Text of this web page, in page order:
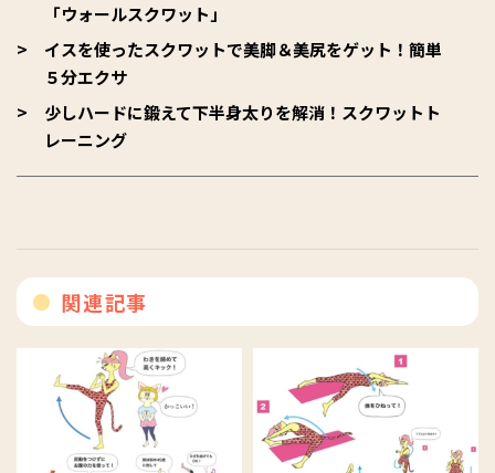
「ウォールスクワット」
イスを使ったスクワットで美脚＆美尻をゲット！簡単
５分エクサ
少しハードに鍛えて下半身太りを解消！スクワットト
レーニング
関連記事